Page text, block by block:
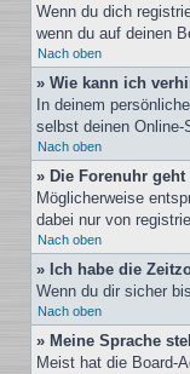
Wenn du dich
wenn du auf deinen
Nach oben
» Wie kann ich
In deinem
selbst deinen
Nach oben
» Die Forenuhr geht
Möglicherweise
dabei nur von
Nach oben
» Ich habe die
Wenn du dir sicher
Nach oben
» Meine Sprache
Meist hat die Board-